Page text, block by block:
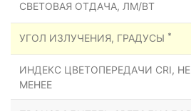
СВЕТОВАЯ ОТДАЧА, ЛМ/ВТ
УГОЛ ИЗЛУЧЕНИЯ, ГРАДУСЫ *
ИНДЕКС ЦВЕТОПЕРЕДАЧИ CRI, НЕ
МЕНЕЕ